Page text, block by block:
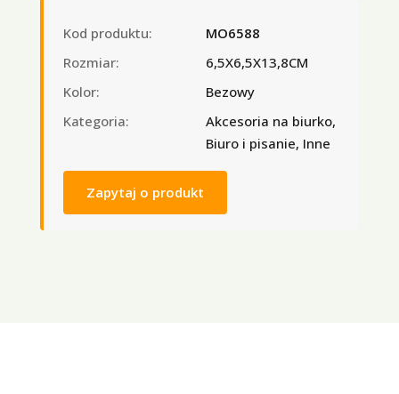
Kod produktu:
MO6588
Rozmiar:
6,5X6,5X13,8CM
Kolor:
Bezowy
Kategoria:
Akcesoria na biurko,
Biuro i pisanie, Inne
Zapytaj o produkt